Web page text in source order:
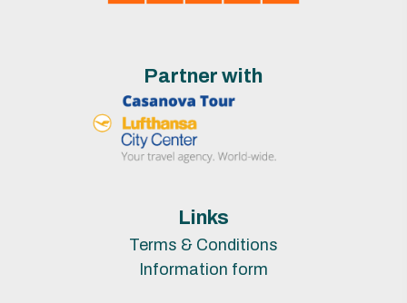
Partner with
Links
Terms & Conditions
Information form